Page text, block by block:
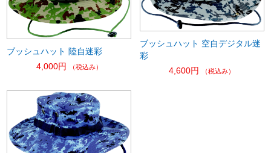
ブッシュハット 陸自迷彩
4,000円
（税込み）
ブッシュハット 空自デジタル迷
彩
4,600円
（税込み）